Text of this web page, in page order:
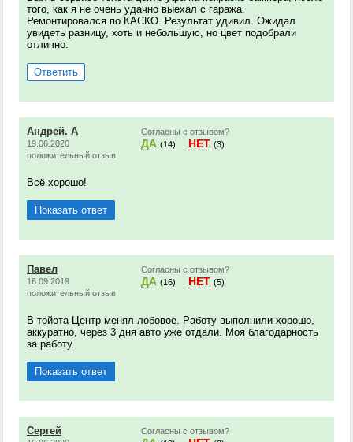
того, как я не очень удачно выехал с гаража.
Ремонтировался по КАСКО. Результат удивил. Ожидал
увидеть разницу, хоть и небольшую, но цвет подобрали
отлично.
Ответить
Андрей. А
19.06.2020
положительный отзыв
Согласны с отзывом?
ДА (14) НЕТ (3)
Всё хорошо!
Показать ответ
Павел
16.09.2019
положительный отзыв
Согласны с отзывом?
ДА (16) НЕТ (5)
В тойота Центр менял лобовое. Работу выполнили хорошо,
аккуратно, через 3 дня авто уже отдали. Моя благодарность
за работу.
Показать ответ
Сергей Согласны с отзывом?